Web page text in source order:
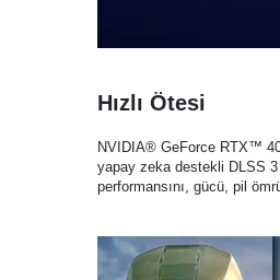
Hızlı Ötesi
NVIDIA® GeForce RTX™ 40
yapay zeka destekli DLSS
performansını, gücü, pil